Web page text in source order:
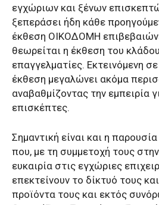
εγχώριων και ξένων
ξεπεράσει ήδη κάθε
έκθεση ΟΙΚΟΔΟΜΗ
θεωρείται η έκθεση του
επαγγελματίες. Εκτεινόμενη
έκθεση μεγαλώνει ακόμα
αναβαθμίζοντας την εμπειρία
επισκέπτες.
Σημαντική είναι και η
που, με τη συμμετοχή τους
ευκαιρία στις εγχώριες
επεκτείνουν το δίκτυό τους
προϊόντα τους και εκτός